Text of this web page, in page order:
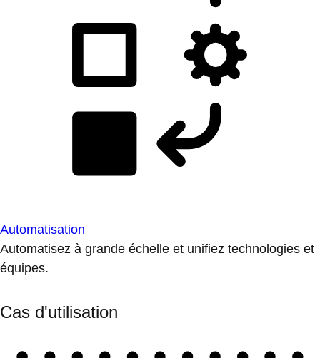
Automatisation
Automatisez à grande échelle et unifiez technologies et
équipes.
Cas d'utilisation